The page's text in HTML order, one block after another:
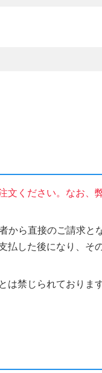
ください。なお、
から直接のご請求
した後になり、そ
禁じられております